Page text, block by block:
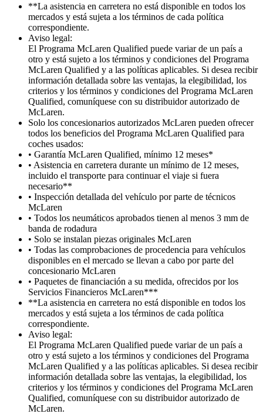
**La asistencia en carretera no está disponible en todos los
mercados y está sujeta a los términos de cada política
correspondiente.
Aviso legal:
El Programa McLaren Qualified puede variar de un país a
otro y está sujeto a los términos y condiciones del Programa
McLaren Qualified y a las políticas aplicables. Si desea recibir
información detallada sobre las ventajas, la elegibilidad, los
criterios y los términos y condiciones del Programa McLaren
Qualified, comuníquese con su distribuidor autorizado de
McLaren.
Solo los concesionarios autorizados McLaren pueden ofrecer
todos los beneficios del Programa McLaren Qualified para
coches usados:
• Garantía McLaren Qualified, mínimo 12 meses*
• Asistencia en carretera durante un mínimo de 12 meses,
incluido el transporte para continuar el viaje si fuera
necesario**
• Inspección detallada del vehículo por parte de técnicos
McLaren
• Todos los neumáticos aprobados tienen al menos 3 mm de
banda de rodadura
• Solo se instalan piezas originales McLaren
• Todas las comprobaciones de procedencia para vehículos
disponibles en el mercado se llevan a cabo por parte del
concesionario McLaren
• Paquetes de financiación a su medida, ofrecidos por los
Servicios Financieros McLaren***
**La asistencia en carretera no está disponible en todos los
mercados y está sujeta a los términos de cada política
correspondiente.
Aviso legal:
El Programa McLaren Qualified puede variar de un país a
otro y está sujeto a los términos y condiciones del Programa
McLaren Qualified y a las políticas aplicables. Si desea recibir
información detallada sobre las ventajas, la elegibilidad, los
criterios y los términos y condiciones del Programa McLaren
Qualified, comuníquese con su distribuidor autorizado de
McLaren.